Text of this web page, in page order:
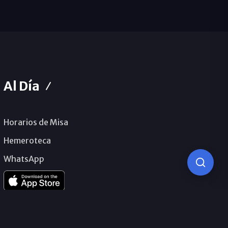
Al Día
Horarios de Misa
Hemeroteca
WhatsApp